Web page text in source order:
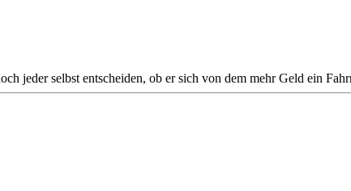
jeder selbst entscheiden, ob er sich von dem mehr Geld ein